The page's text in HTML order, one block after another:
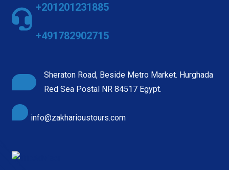
+201201231885
+491782902715
Sheraton Road, Beside Metro Market. Hurghada
Red Sea Postal NR 84517 Egypt.
info@zakharioustours.com